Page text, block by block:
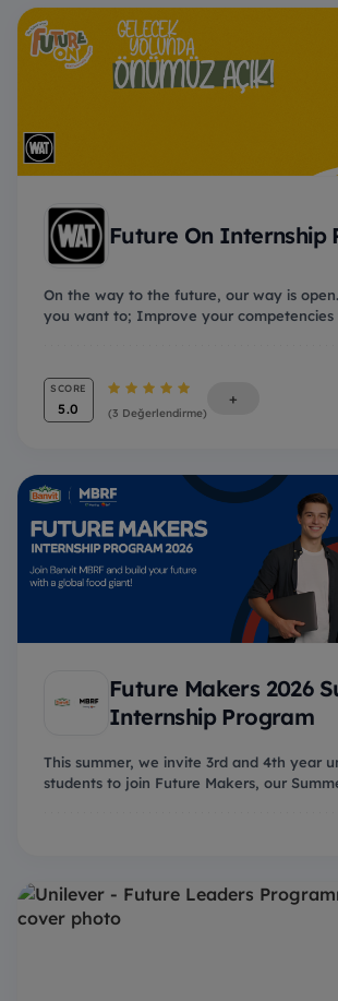
Future On Internship
On the way to the future, our way is
you want to; Improve your competencies
SCORE
5.0 (3 Değerlendirme)
+
Future Makers 2026
Internship Program
This summer, we invite 3rd and 4th year
students to join Future Makers, our